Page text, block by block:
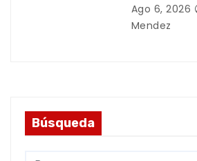
Ago 6, 2026
Mendez
Búsqueda